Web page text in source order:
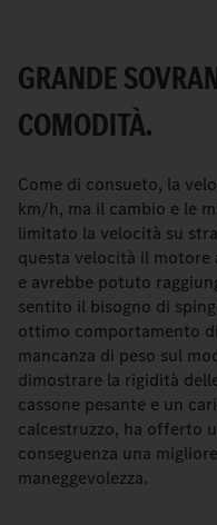
GRANDE
COMODITÀ.
Come di consueto, la
km/h, ma il cambio e le
limitato la velocità su
questa velocità il
e avrebbe potuto
sentito il bisogno di
ottimo comportamento
mancanza di peso sul
dimostrare la rigidità
cassone pesante e un
calcestruzzo, ha offerto
conseguenza una
maneggevolezza.